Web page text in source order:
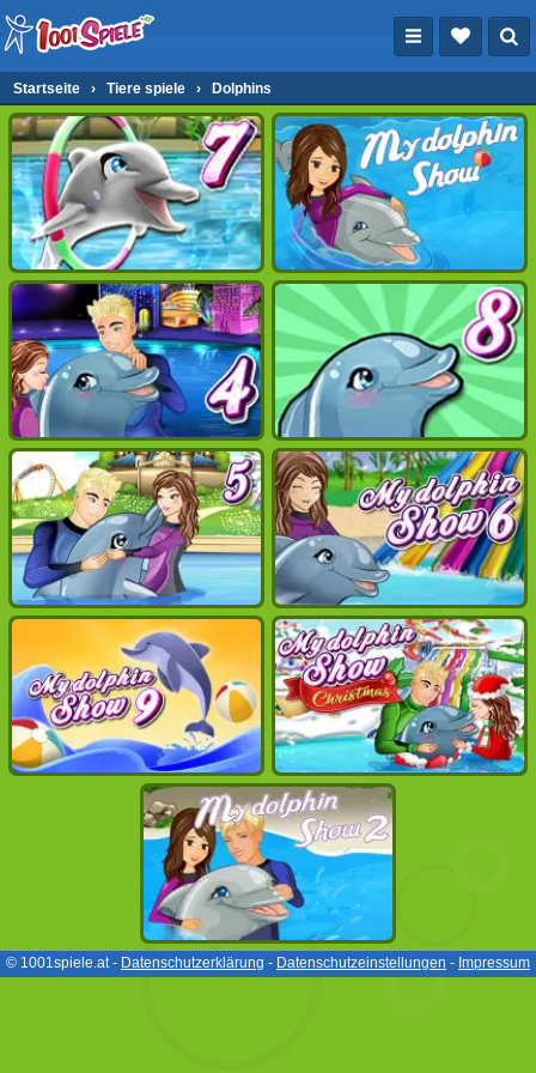
Startseite › Tiere spiele › Dolphins
© 1001spiele.at - Datenschutzerklärung - Datenschutzeinstellungen - Impressum